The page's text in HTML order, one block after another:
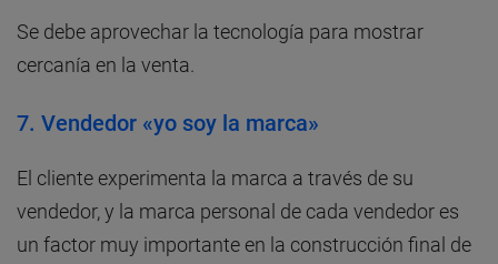
Se debe aprovechar la tecnología para mostrar
cercanía en la venta.
7. Vendedor «yo soy la marca»
El cliente experimenta la marca a través de su
vendedor, y la marca personal de cada vendedor es
un factor muy importante en la construcción final de